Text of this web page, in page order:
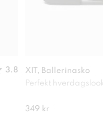
3.8
XIT, Ballerinasko
Perfekt hverdagslook
349 kr